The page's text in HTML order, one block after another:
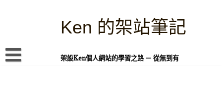
Ken 的架站筆記
架設Ken個人網站的學習之路 － 從無到有